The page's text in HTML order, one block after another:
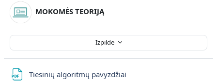
Izpilde
MOKOMĖS TEORIJĄ
Tiesinių algoritmų pavyzdžiai